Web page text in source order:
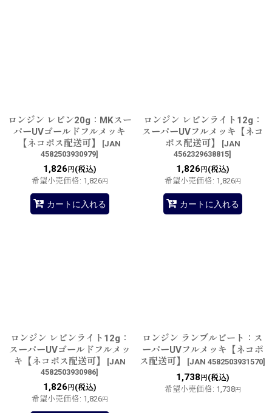
ロンジン レビン20g：MKスー
パーUVゴールドフルメッキ
【ネコポス配送可】
[JAN
4582503930979]
1,826 円(税込)
希望小売価格: 1,826円
カートに入れる
ロンジン レビンライト12g：
スーパーUVフルメッキ【ネコ
ポス配送可】
[JAN
4562329638815]
1,826 円(税込)
希望小売価格: 1,826円
カートに入れる
ロンジン レビンライト12g：
スーパーUVゴールドフルメッ
キ【ネコポス配送可】
[JAN
4582503930986]
1,826 円(税込)
希望小売価格: 1,826円
ロンジン ランブルビート：ス
ーパーUVフルメッキ【ネコポ
ス配送可】
[JAN 4582503931570]
1,738 円(税込)
希望小売価格: 1,738円